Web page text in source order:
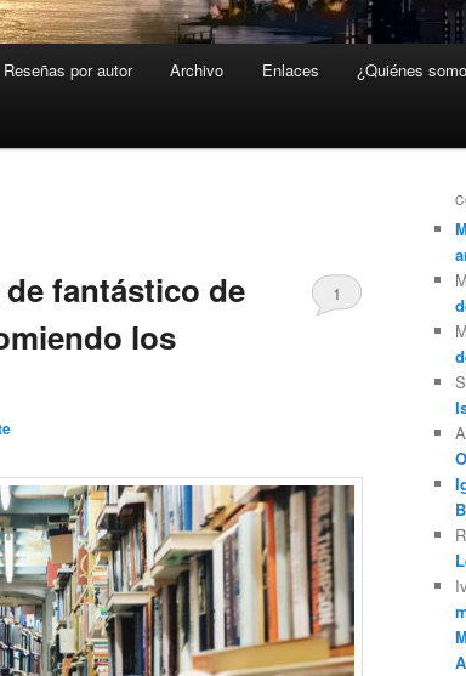
Reseñas por autor Archivo Enlaces ¿Quiénes
fantástico de
los
1